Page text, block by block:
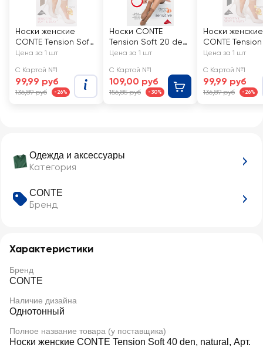
Одежда и аксессуары
Категория
CONTE
Бренд
Характеристики
Бренд
CONTE
Наличие дизайна
Однотонный
Полное название товара (у поставщика)
Носки женские CONTE Tension Soft 40 den, natural, Арт.
Носки женские
CONTE Tension Soft
40 den, bronz, Арт.
Цена за 1 шт
С Картой №1
99,99 руб
136,89 руб -26%
Носки CONTE
Tension Soft 20 den
natural, Арт.
Цена за 1 шт
С Картой №1
109,00 руб
156,85 руб -30%
Носки женские
CONTE
40 den, nero,
Цена за 1 шт
С Картой №1
99,99 руб
136,89 руб -26%